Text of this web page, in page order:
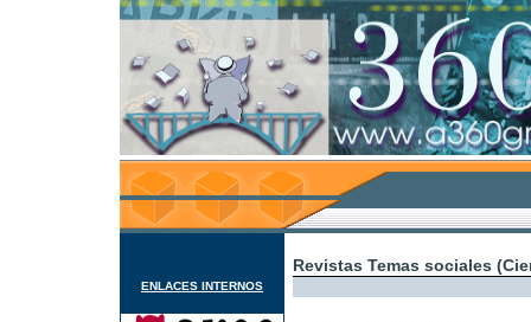
ENLACES INTERNOS
Revistas Temas sociales